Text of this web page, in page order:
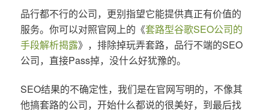
品行都不行的公司，更别指望它能提供真正有价值的
服务。你可以对照官网上的《套路型谷歌SEO公司的
手段解析揭露》，排除掉玩弄套路，品行不端的SEO
公司，直接Pass掉，没什么好犹豫的。
SEO结果的不确定性，我们是在官网写明的，不像其
他搞套路的公司，开始什么都说的很美好，到最后找